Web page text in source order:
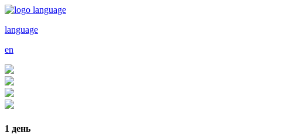
language
en
1 день